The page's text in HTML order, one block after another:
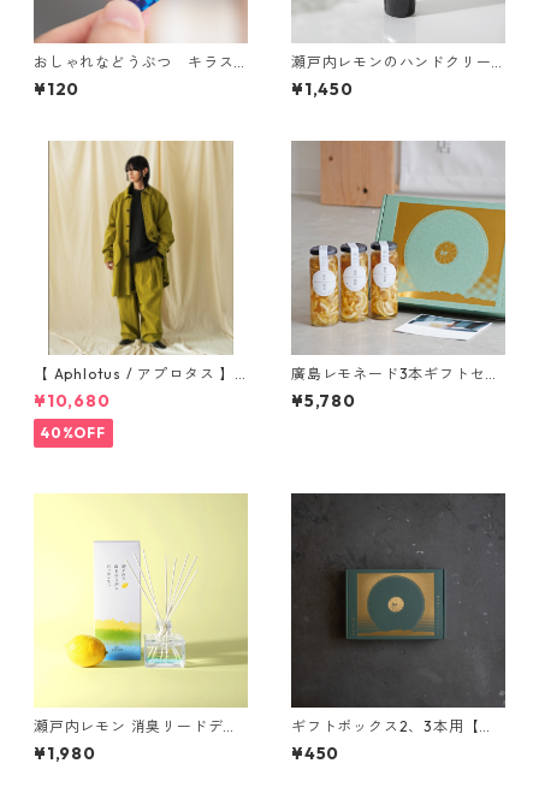
おしゃれなどうぶつ キラス
テッカー【シカ/スナメリ/ア
ビ/コイ】
¥120
瀬戸内レモンのハンドクリー
ム 75g
¥1,450
【 Aphlotus / アプロタス 】
ヴィンテージライク アトリエ
コート グリーン 送料無料
¥10,680
40%OFF
廣島レモネード3本ギフトセッ
ト
¥5,780
瀬戸内レモン 消臭リードディ
フューザー 120mL
¥1,980
ギフトボックス2、3本用【箱
のみ】
¥450